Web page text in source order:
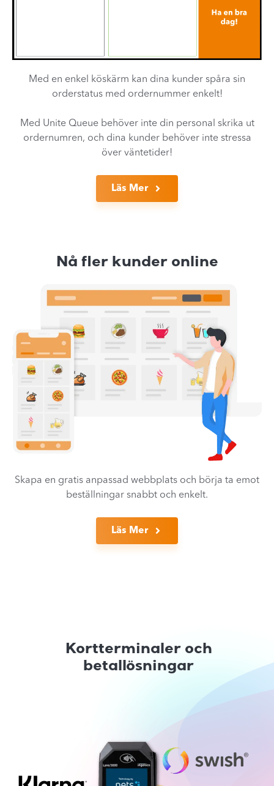
Med en enkel köskärm kan dina kunder spåra sin
orderstatus med ordernummer enkelt!
Med Unite Queue behöver inte din personal skrika ut
ordernumren, och dina kunder behöver inte stressa
över väntetider!
Läs Mer
Nå fler kunder online
Skapa en gratis anpassad webbplats och börja ta emot
beställningar snabbt och enkelt.
Läs Mer
Kortterminaler och
betallösningar